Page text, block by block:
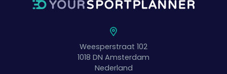
Weesperstraat 102
1018 DN Amsterdam
Nederland